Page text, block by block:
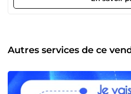
partageant ma vision, nous
renforçant ainsi notre approche
stratégique. ✅Nous nous
à notre passion ❤️ et à notre
l'excellence. ✅ Engagement Total
Autres services de ce